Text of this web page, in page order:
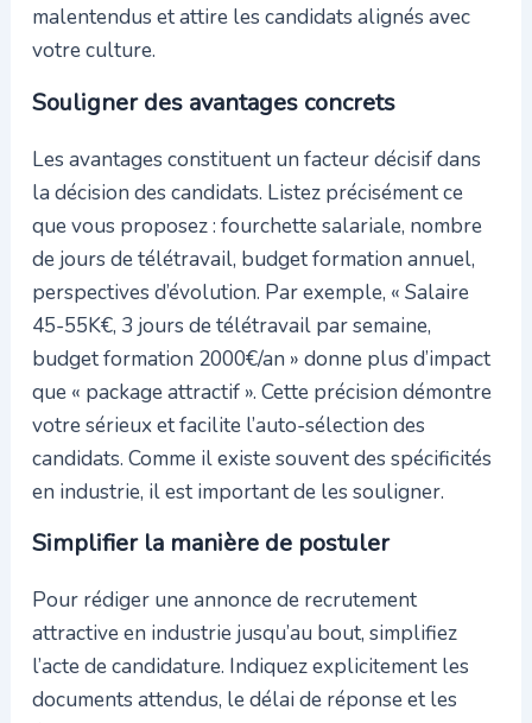
malentendus et attire les candidats alignés avec
votre culture.
Souligner des avantages concrets
Les avantages constituent un facteur décisif dans
la décision des candidats. Listez précisément ce
que vous proposez : fourchette salariale, nombre
de jours de télétravail, budget formation annuel,
perspectives d’évolution. Par exemple, « Salaire
45-55K€, 3 jours de télétravail par semaine,
budget formation 2000€/an » donne plus d’impact
que « package attractif ». Cette précision démontre
votre sérieux et facilite l’auto-sélection des
candidats. Comme il existe souvent des spécificités
en industrie, il est important de les souligner.
Simplifier la manière de postuler
Pour rédiger une annonce de recrutement
attractive en industrie jusqu’au bout, simplifiez
l’acte de candidature. Indiquez explicitement les
documents attendus, le délai de réponse et les